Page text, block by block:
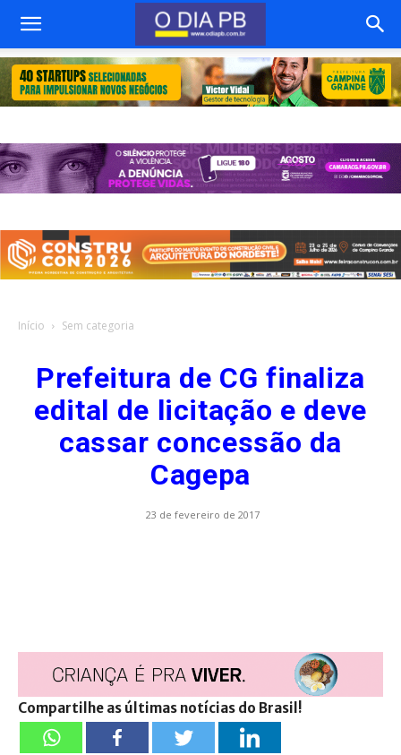
Início Sem categoria
Prefeitura de CG finaliza
edital de licitação e deve
cassar concessão da
Cagepa
23 de fevereiro de 2017
Compartilhe as últimas notícias do Brasil!